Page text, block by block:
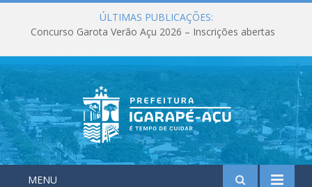
ÚLTIMAS PUBLICAÇÕES:
Concurso Garota Verão Açu 2026 – Inscrições abertas
MENU